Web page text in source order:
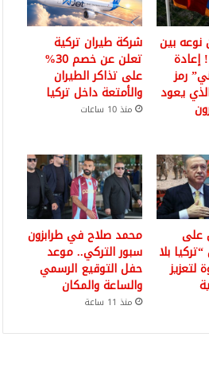
بين
إعادة
رمز
يعود
شركة طيران تركية
تعلن عن خصم 30%
على تذاكر الطيران
والأمتعة داخل تركيا
منذ 10 ساعات
على
بلا
لتعزيز
محمد صلاح في طرابزون
سبور التركي.. موعد
حفل التوقيع الرسمي
والساعة والمكان
منذ 11 ساعة